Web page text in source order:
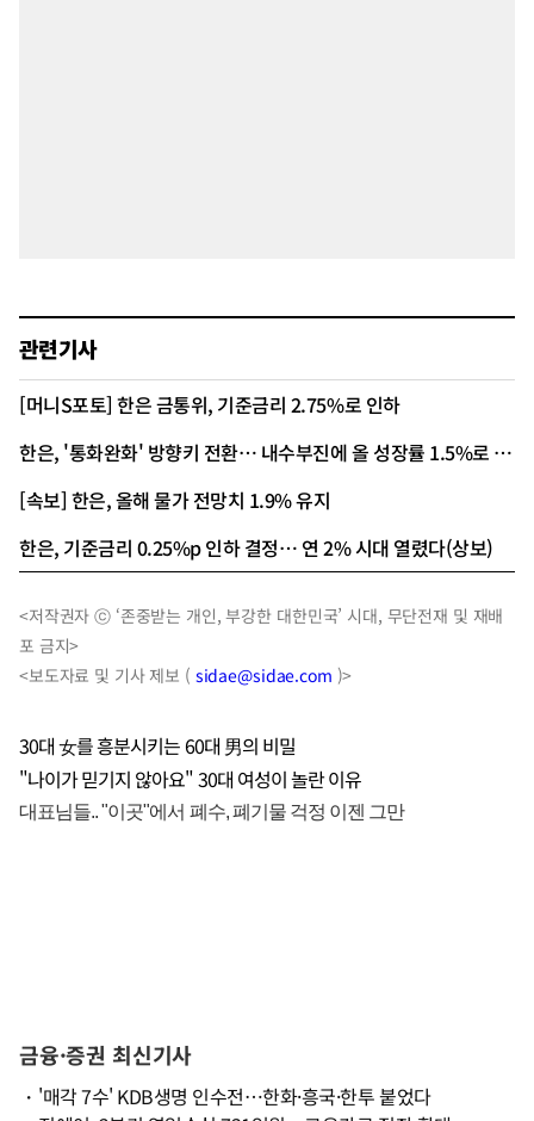
관련기사
[머니S포토] 한은 금통위, 기준금리 2.75%로 인하
한은, '통화완화' 방향키 전환… 내수부진에 올 성장률 1.5%로 낮춰
[속보] 한은, 올해 물가 전망치 1.9% 유지
한은, 기준금리 0.25%p 인하 결정… 연 2% 시대 열렸다(상보)
<저작권자 ⓒ ‘존중받는 개인, 부강한 대한민국’ 시대, 무단전재 및 재배
포 금지>
<보도자료 및 기사 제보 ( sidae@sidae.com )>
30대 女를 흥분시키는 60대 男의 비밀
"나이가 믿기지 않아요" 30대 여성이 놀란 이유
금융·증권 최신기사
・ '매각 7수' KDB생명 인수전…한화·흥국·한투 붙었다